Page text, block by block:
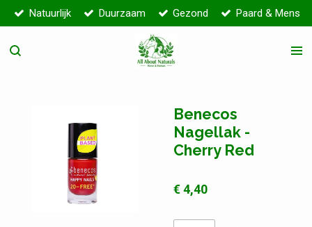
Ga
direct
naar
Natuurlijk Duurzaam Gezond Paard & Mens
Benecos
Nagellak -
Cherry Red
€ 4,40